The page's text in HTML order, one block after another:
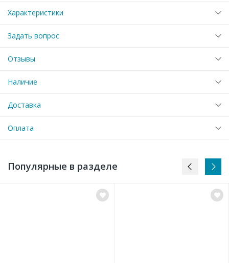
Характеристики
Задать вопрос
Отзывы
Наличие
Доставка
Оплата
Популярные в разделе